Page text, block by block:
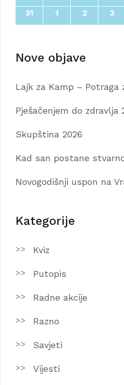
31
1 2 3
Nove objave
Lajk za Kamp – Potraga
Pješačenjem do zdravlja
Skupština 2026
Kad san postane
Novogodišnji uspon na
Kategorije
Kviz
Putopis
Radne akcije
Razno
Savjeti
Vijesti